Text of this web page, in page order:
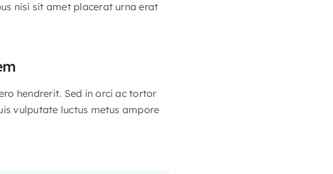
nisi sit amet placerat urna erat
hendrerit. Sed in orci ac tortor
vulputate luctus metus ampore